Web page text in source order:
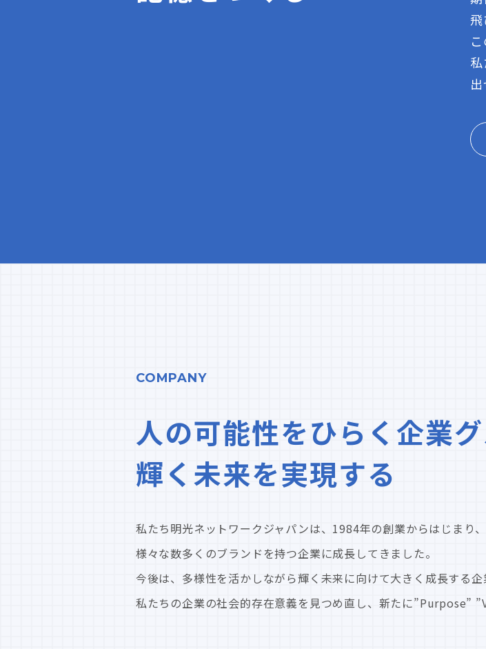
飛
COMPANY
人の可能性をひらく企業
輝く未来を実現する
私たち明光ネットワークジャパンは、1984年の創業からはじまり、
様々な数多くのブランドを持つ企業に成長してきました。
今後は、多様性を活かしながら輝く未来に向けて大きく成長する企
私たちの企業の社会的存在意義を見つめ直し、新たに”Purpose”